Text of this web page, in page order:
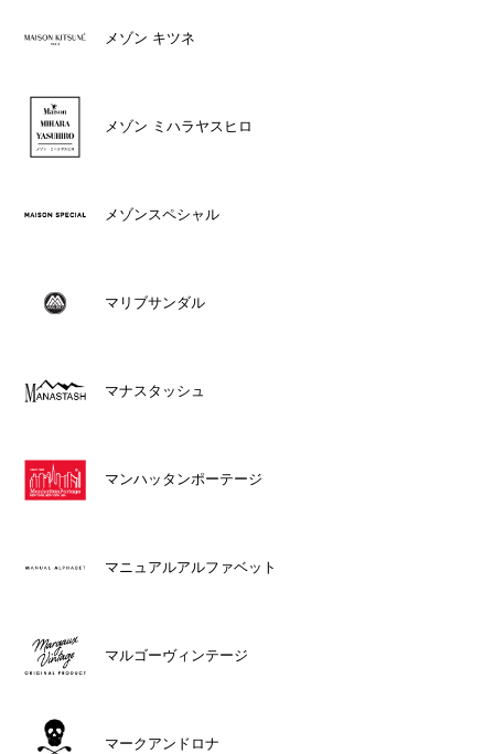
メゾン キツネ
メゾン ミハラヤスヒロ
メゾンスペシャル
マリブサンダル
マナスタッシュ
マンハッタンポーテージ
マニュアルアルファベット
マルゴーヴィンテージ
マークアンドロナ